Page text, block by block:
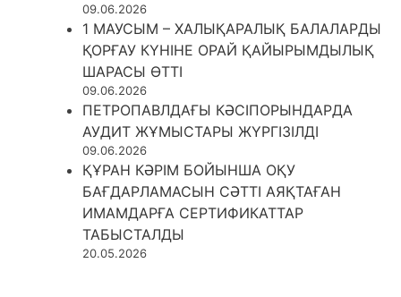
09.06.2026
1 МАУСЫМ – ХАЛЫҚАРАЛЫҚ БАЛАЛАРДЫ
ҚОРҒАУ КҮНІНЕ ОРАЙ ҚАЙЫРЫМДЫЛЫҚ
ШАРАСЫ ӨТТІ
09.06.2026
ПЕТРОПАВЛДАҒЫ КӘСІПОРЫНДАРДА
АУДИТ ЖҰМЫСТАРЫ ЖҮРГІЗІЛДІ
09.06.2026
ҚҰРАН КӘРІМ БОЙЫНША ОҚУ
БАҒДАРЛАМАСЫН СӘТТІ АЯҚТАҒАН
ИМАМДАРҒА СЕРТИФИКАТТАР
ТАБЫСТАЛДЫ
20.05.2026